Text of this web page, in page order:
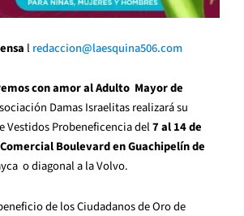
l redaccion@laesquina506.com
con amor al Adulto Mayor de
Damas Israelitas realizará su
Vestidos Probeneficencia del7 al 14 de
Boulevard en Guachipelín de
o diagonal a la Volvo.
de los Ciudadanos de Oro de